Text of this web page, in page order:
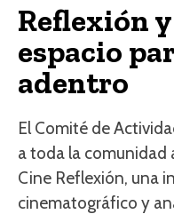
Reflexión
espacio
adentro
El Comité de
a toda la comunidad
Cine Reflexión, una
cinematográfico y